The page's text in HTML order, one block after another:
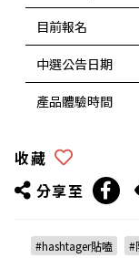
目前報名
中選公告日期
產品體驗時間
收藏
分享至
#hashtager貼嗑 #